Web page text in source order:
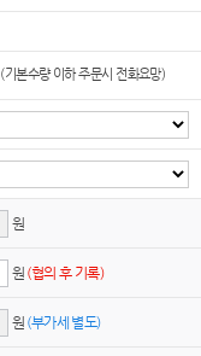
(기본수량 이하 주문시 전화요망)
원
원 (협의 후 기록)
원 (부가세 별도)